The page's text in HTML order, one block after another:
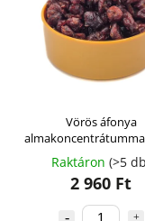
Vörös áfonya
Raktáron (>5
2 960 Ft